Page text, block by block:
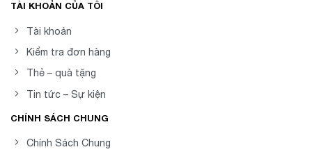
TÀI KHOẢN CỦA TÔI
Tài khoản
Kiểm tra đơn hàng
Thẻ – quà tặng
Tin tức – Sự kiện
CHÍNH SÁCH CHUNG
Chính Sách Chung